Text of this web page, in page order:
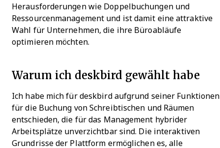
Herausforderungen wie Doppelbuchungen und
Ressourcenmanagement und ist damit eine attraktive
Wahl für Unternehmen, die ihre Büroabläufe
optimieren möchten.
Warum ich deskbird gewählt habe
Ich habe mich für deskbird aufgrund seiner Funktionen
für die Buchung von Schreibtischen und Räumen
entschieden, die für das Management hybrider
Arbeitsplätze unverzichtbar sind. Die interaktiven
Grundrisse der Plattform ermöglichen es, alle